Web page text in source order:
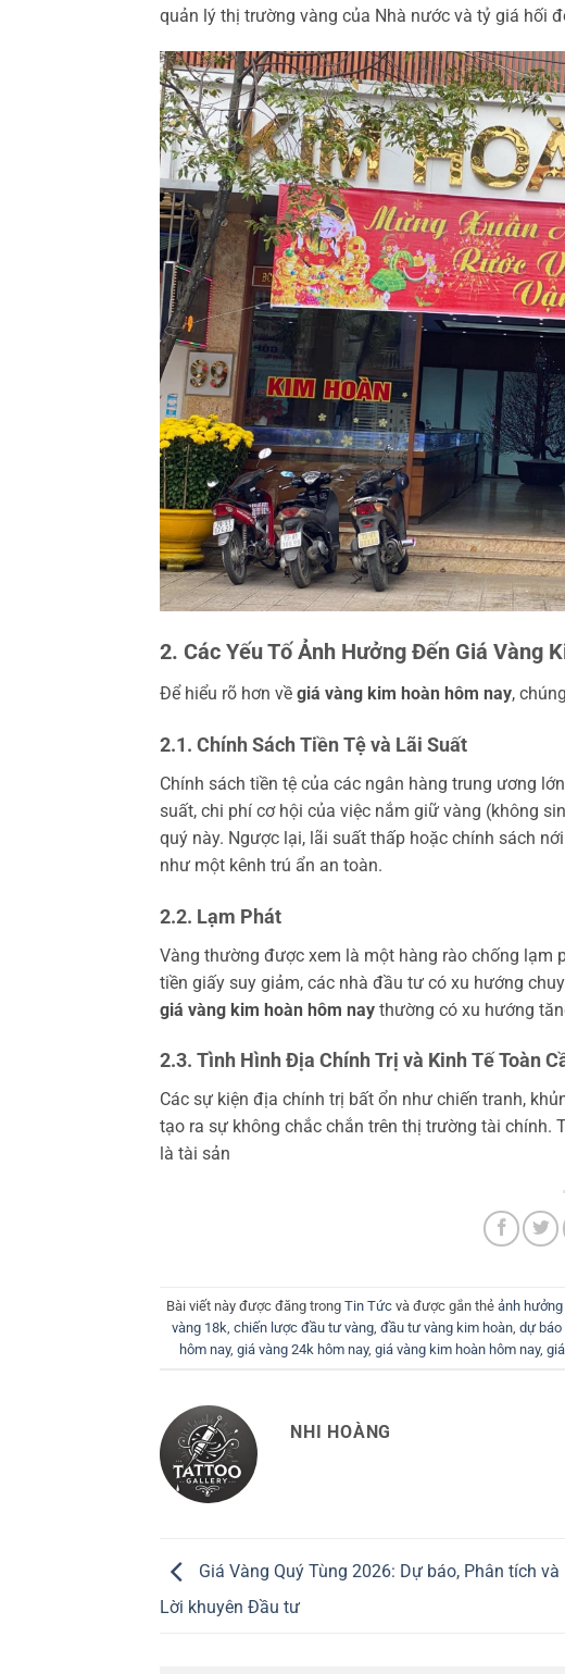
quản lý thị trường vàng của Nhà nước và tỷ giá hối
2. Các Yếu Tố Ảnh Hưởng Đến Giá Vàng
Để hiểu rõ hơn về giá vàng kim hoàn hôm nay,
2.1. Chính Sách Tiền Tệ và Lãi Suất
Chính sách tiền tệ của các ngân hàng trung ương
suất, chi phí cơ hội của việc nắm giữ vàng (không
quý này. Ngược lại, lãi suất thấp hoặc chính sách
như một kênh trú ẩn an toàn.
2.2. Lạm Phát
Vàng thường được xem là một hàng rào chống lạm
tiền giấy suy giảm, các nhà đầu tư có xu hướng
giá vàng kim hoàn hôm nay thường có xu hướng
2.3. Tình Hình Địa Chính Trị và Kinh Tế Toàn
Các sự kiện địa chính trị bất ổn như chiến tranh,
tạo ra sự không chắc chắn trên thị trường tài
là tài sản
Bài viết này được đăng trongTin Tức và được gắn thẻảnh
vàng 18k ,chiến lược đầu tư vàng ,đầu tư vàng kim hoàn ,dự báo
hôm nay,giá vàng 24k hôm nay,giá vàng kim hoàn hôm nay,
NHI HOÀNG
Giá Vàng Quý Tùng 2026: Dự báo, Phân tích và
Lời khuyên Đầu tư